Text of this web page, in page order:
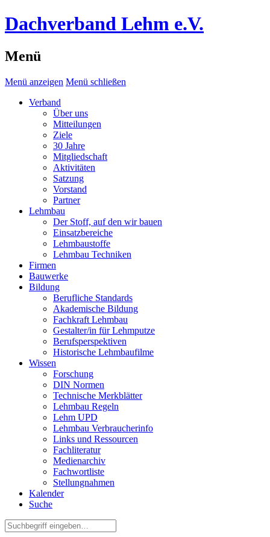
Dachverband Lehm e.V.
Menü
Menü anzeigen Menü schließen
Verband
Über uns
Mitteilungen
Ziele
30 Jahre
Mitgliedschaft
Aktivitäten
Satzung
Vorstand
Partner
Lehmbau
Der Stoff, auf den wir bauen
Einsatzbereiche
Lehmbaustoffe
Lehmbau Techniken
Firmen
Bauwerke
Bildung
Berufliche Standards
Akademische Bildung
Fachkraft Lehmbau
Gestalter/in für Lehmputze
Berufsperspektiven
Historische Lehmbaufilme
Wissen
Forschung
DIN Normen
Technische Merkblätter
Lehmbau Regeln
Lehm UPD
Lehmbau Verbraucherinfo
Links und Ressourcen
Fachliteratur
Medienarchiv
Fachwortliste
Stellungnahmen
Kalender
Suche